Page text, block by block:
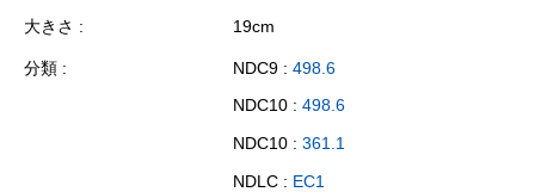
大きさ
19cm
分類 NDC9 : 498.6
NDC10 : 498.6
NDC10 : 361.1
NDLC : EC1